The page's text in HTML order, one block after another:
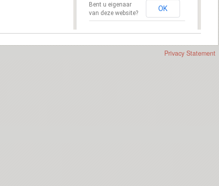
Bent u eigenaar
van deze website?
OK
Privacy Statement